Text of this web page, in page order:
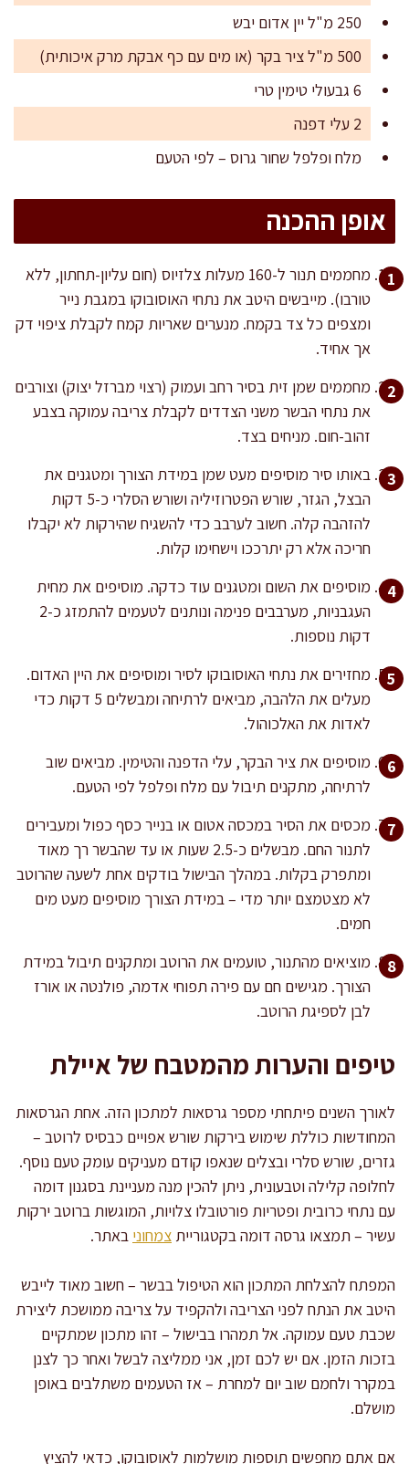
250 מ"ל יין אדום יבש
500 מ"ל ציר בקר (או מים עם כף אבקת מרק איכותית)
6 גבעולי טימין טרי
2 עלי דפנה
מלח ופלפל שחור גרוס – לפי הטעם
אופן ההכנה
מחממים תנור ל-160 מעלות צלזיוס (חום עליון-תחתון, ללא
טורבו). מייבשים היטב את נתחי האוסובוקו במגבת נייר
ומצפים כל צד בקמח. מנערים שאריות קמח לקבלת ציפוי דק
אך אחיד.
מחממים שמן זית בסיר רחב ועמוק (רצוי מברזל יצוק) וצורבים
את נתחי הבשר משני הצדדים לקבלת צריבה עמוקה בצבע
זהוב-חום. מניחים בצד.
באותו סיר מוסיפים מעט שמן במידת הצורך ומטגנים את
הבצל, הגזר, שורש הפטרוזיליה ושורש הסלרי כ-5 דקות
להזהבה קלה. חשוב לערבב כדי להשגיח שהירקות לא יקבלו
חריכה אלא רק יתרככו וישחימו קלות.
מוסיפים את השום ומטגנים עוד כדקה. מוסיפים את מחית
העגבניות, מערבבים פנימה ונותנים לטעמים להתמזג כ-2
דקות נוספות.
מחזירים את נתחי האוסובוקו לסיר ומוסיפים את היין האדום.
מעלים את הלהבה, מביאים לרתיחה ומבשלים 5 דקות כדי
לאדות את האלכוהול.
מוסיפים את ציר הבקר, עלי הדפנה והטימין. מביאים שוב
לרתיחה, מתקנים תיבול עם מלח ופלפל לפי הטעם.
מכסים את הסיר במכסה אטום או בנייר כסף כפול ומעבירים
לתנור החם. מבשלים כ-2.5 שעות או עד שהבשר רך מאוד
ומתפרק בקלות. במהלך הבישול בודקים אחת לשעה שהרוטב
לא מצטמצם יותר מדי – במידת הצורך מוסיפים מעט מים
חמים.
מוציאים מהתנור, טועמים את הרוטב ומתקנים תיבול במידת
הצורך. מגישים חם עם פירה תפוחי אדמה, פולנטה או אורז
לבן לספיגת הרוטב.
טיפים והערות מהמטבח של איילת
לאורך השנים פיתחתי מספר גרסאות למתכון הזה. אחת הגרסאות
המחודשות כוללת שימוש בירקות שורש אפויים כבסיס לרוטב –
גזרים, שורש סלרי ובצלים שנאפו קודם מעניקים עומק טעם נוסף.
לחלופה קלילה וטבעונית, ניתן להכין מנה מעניינת בסגנון דומה
עם נתחי כרובית ופטריות פורטובלו צלויות, המוגשות ברוטב ירקות
עשיר – תמצאו גרסה דומה בקטגוריית צמחוני באתר.
המפתח להצלחת המתכון הוא הטיפול בבשר – חשוב מאוד לייבש
היטב את הנתח לפני הצריבה ולהקפיד על צריבה ממושכת ליצירת
שכבת טעם עמוקה. אל תמהרו בבישול – זהו מתכון שמתקיים
בזכות הזמן. אם יש לכם זמן, אני ממליצה לבשל ואחר כך לצנן
במקרר ולחמם שוב יום למחרת – אז הטעמים משתלבים באופן
מושלם.
אם אתם מחפשים תוספות מושלמות לאוסובוקו, כדאי להציץ